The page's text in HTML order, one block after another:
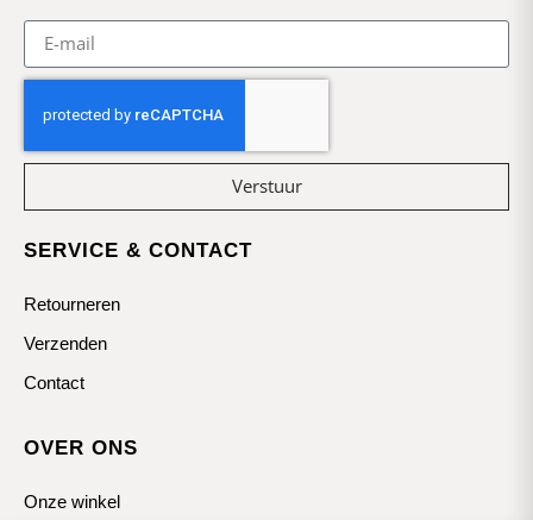
Verstuur
SERVICE & CONTACT
Retourneren
Verzenden
Contact
OVER ONS
Onze winkel